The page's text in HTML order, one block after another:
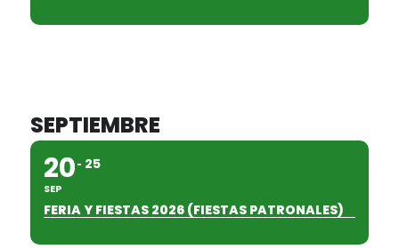
SEPTIEMBRE
20
SEP
25
FERIA Y FIESTAS 2026 (FIESTAS PATRONALES)